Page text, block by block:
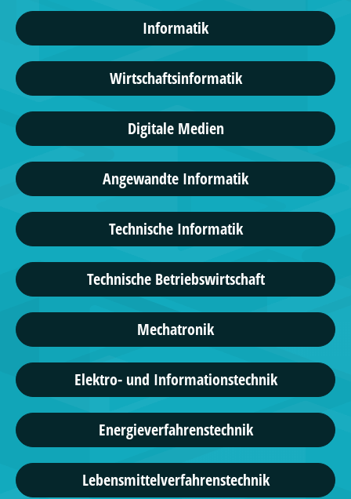
Informatik
Wirtschaftsinformatik
Digitale Medien
Angewandte Informatik
Technische Informatik
Technische Betriebswirtschaft
Mechatronik
Elektro- und Informationstechnik
Energieverfahrenstechnik
Lebensmittelverfahrenstechnik